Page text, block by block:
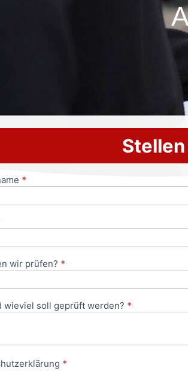
*
wir prüfen? *
wieviel soll geprüft werden? *
*